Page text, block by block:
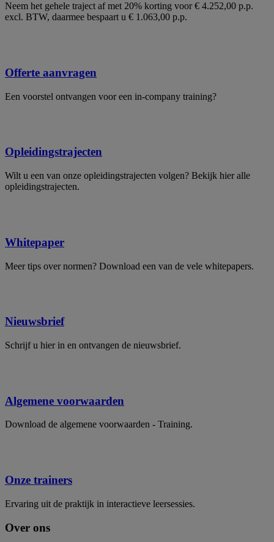
Neem het gehele traject af met 20% korting voor € 4.252,00 p.p.
excl. BTW, daarmee bespaart u € 1.063,00 p.p.
Offerte aanvragen
Een voorstel ontvangen voor een in-company training?
Opleidingstrajecten
Wilt u een van onze opleidingstrajecten volgen? Bekijk hier alle
opleidingstrajecten.
Whitepaper
Meer tips over normen? Download een van de vele whitepapers.
Nieuwsbrief
Schrijf u hier in en ontvangen de nieuwsbrief.
Algemene voorwaarden
Download de algemene voorwaarden - Training.
Onze trainers
Ervaring uit de praktijk in interactieve leersessies.
Over ons